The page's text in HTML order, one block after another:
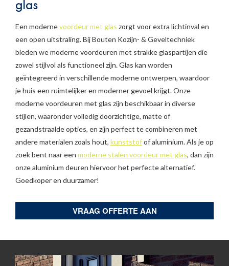
glas
Een modernevoordeur met glas zorgt voor extra lichtinval en
een open uitstraling. Bij Bouten Kozijn- & Geveltechniek
bieden we moderne voordeuren met strakke glaspartijen die
zowel stijlvol als functioneel zijn. Glas kan worden
geïntegreerd in verschillende moderne ontwerpen, waardoor
je huis een ruimtelijker en moderner gevoel krijgt. Onze
moderne voordeuren met glas zijn beschikbaar in diverse
stijlen, waaronder volledig doorzichtige, matte of
gezandstraalde opties, en zijn perfect te combineren met
andere materialen zoals hout, kunststofof aluminium. Als je op
zoek bent naar een moderne stalen voordeur met glas, dan zijn
onze aluminium deuren hiervoor het perfecte alternatief.
Goedkoper en duurzamer!
VRAAG OFFERTE AAN